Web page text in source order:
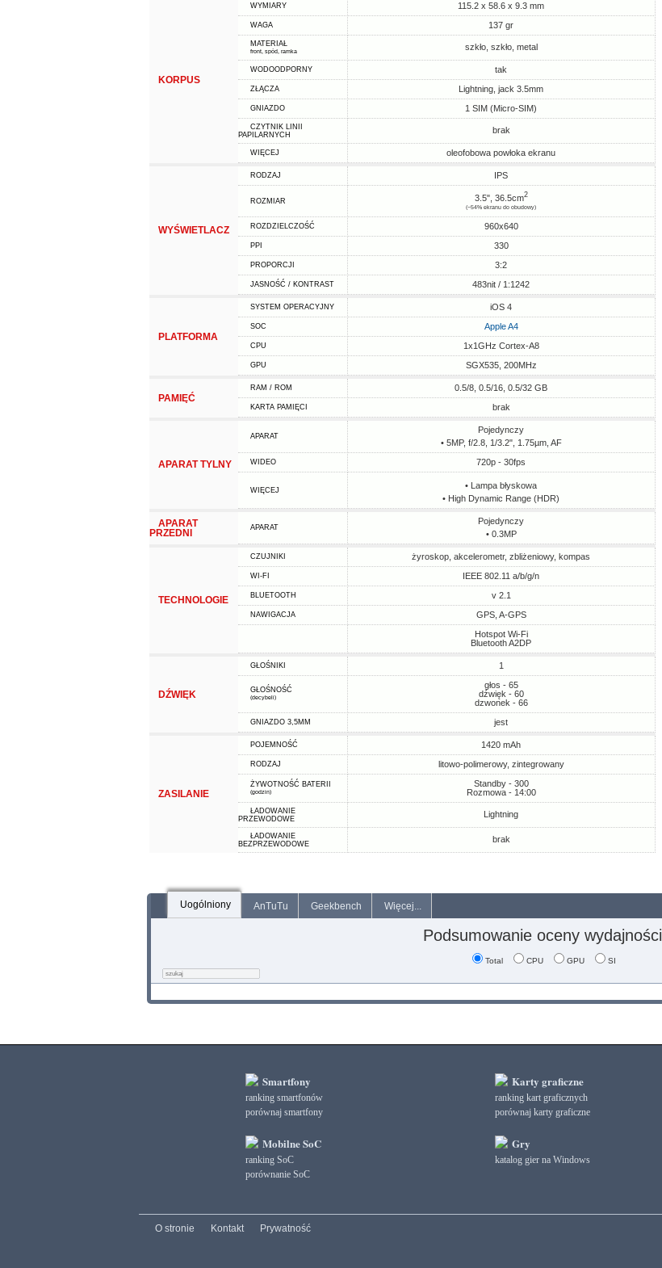
KORPUS
WYMIARY 115.2 x 58.6 x 9.3 mm
WAGA 137 gr
MATERIAŁ
front, spód, ramka szkło, szkło, metal
WODOODPORNY tak
ZŁĄCZA Lightning, jack 3.5mm
GNIAZDO 1 SIM (Micro-SIM)
CZYTNIK LINII
PAPILARNYCH
brak
WIĘCEJ oleofobowa powłoka ekranu
WYŚWIETLACZ
RODZAJ IPS
ROZMIAR 3.5", 36.5cm2
(~54% ekranu do obudowy)
ROZDZIELCZOŚĆ 960x640
PPI 330
PROPORCJI 3:2
JASNOŚĆ / KONTRAST 483nit / 1:1242
PLATFORMA
SYSTEM OPERACYJNY iOS 4
SOC Apple A4
CPU 1x1GHz Cortex-A8
GPU SGX535, 200MHz
PAMIĘĆ
RAM / ROM 0.5/8, 0.5/16, 0.5/32 GB
KARTA PAMIĘCI brak
APARAT TYLNY
APARAT
Pojedynczy
• 5MP, f/2.8, 1/3.2", 1.75µm, AF
WIDEO 720p - 30fps
WIĘCEJ
• Lampa błyskowa
• High Dynamic Range (HDR)
APARAT
PRZEDNI
APARAT
Pojedynczy
• 0.3MP
TECHNOLOGIE
CZUJNIKI żyroskop, akcelerometr, zbliżeniowy, kompas
WI-FI IEEE 802.11 a/b/g/n
BLUETOOTH v 2.1
NAWIGACJA
GPS, A-GPS
Hotspot Wi-Fi
Bluetooth A2DP
DŹWIĘK
GŁOŚNIKI 1
GŁOŚNOŚĆ
(decybeli)
głos - 65
dźwięk - 60
dzwonek - 66
GNIAZDO 3,5MM jest
ZASILANIE
POJEMNOŚĆ 1420 mAh
RODZAJ litowo-polimerowy, zintegrowany
ŻYWOTNOŚĆ BATERII
(godzin)
Standby - 300
Rozmowa - 14:00
ŁADOWANIE
PRZEWODOWE
Lightning
ŁADOWANIE
BEZPRZEWODOWE
brak
Uogólniony AnTuTu Geekbench Więcej...
Podsumowanie oceny wydajności
Total CPU GPU SI
Smartfony
ranking smartfonów
porównaj smartfony
Mobilne SoC
ranking SoC
porównanie SoC
Karty graficzne
ranking kart graficznych
porównaj karty graficzne
Gry
katalog gier na Windows
O stronie Kontakt Prywatność